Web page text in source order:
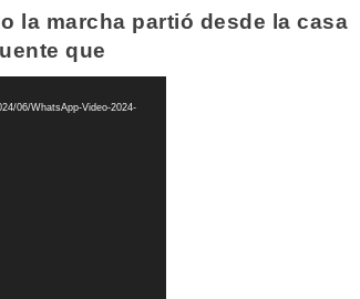
la marcha partió desde la casa
que
06/WhatsApp-Video-2024-